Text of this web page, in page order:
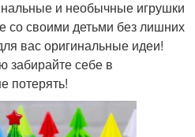
и необычные игрушки
со своими детьми без лишних
вас оригинальные идеи!
забирайте себе в
потерять!